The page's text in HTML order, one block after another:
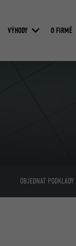
VÝHODY O FIRMĚ
OBJEDNAT